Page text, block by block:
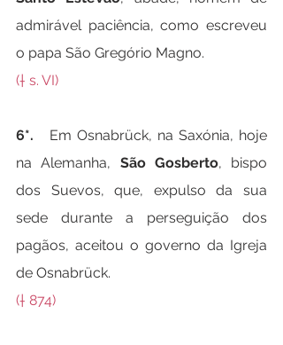
admirável paciência, como escreveu
o papa São Gregório Magno.
(† s. VI)
6*. Em Osnabrück, na Saxónia, hoje
na Alemanha, São Gosberto, bispo
dos Suevos, que, expulso da sua
sede durante a perseguição dos
pagãos, aceitou o governo da Igreja
de Osnabrück.
(† 874)